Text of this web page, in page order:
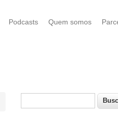
Podcasts Quem somos
Formulário de